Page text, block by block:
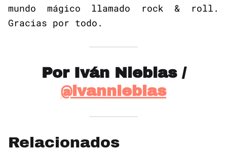
mundo mágico llamado rock & roll.
Gracias por todo.
Por Iván Nieblas /
@ivannieblas
Relacionados